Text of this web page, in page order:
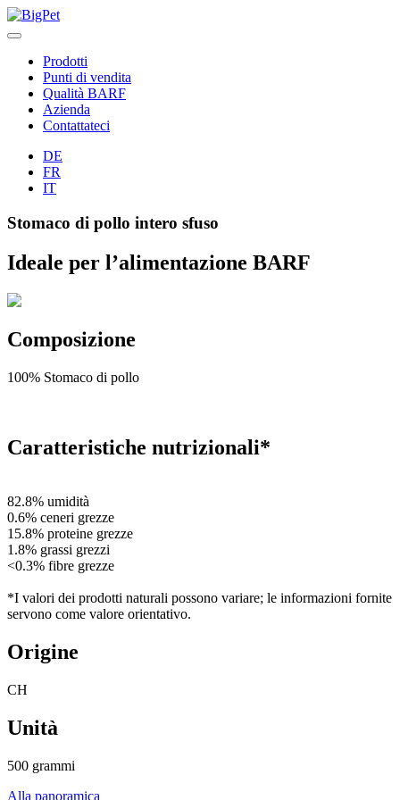
Skip
to
Prodotti
Punti di vendita
Qualità BARF
Azienda
Contattateci
DE
FR
IT
Stomaco di pollo intero sfuso
Ideale per l’alimentazione BARF
Composizione
100% Stomaco di pollo
Caratteristiche nutrizionali*
82.8% umidità
0.6% ceneri grezze
15.8% proteine grezze
1.8% grassi grezzi
<0.3% fibre grezze
*I valori dei prodotti naturali possono variare; le informazioni fornite
servono come valore orientativo.
Origine
CH
Unità
500 grammi
Alla panoramica